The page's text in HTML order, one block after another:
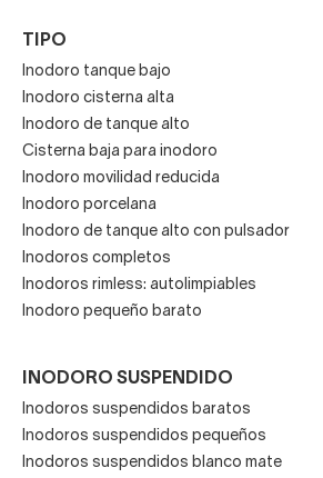
TIPO
Inodoro tanque bajo
Inodoro cisterna alta
Inodoro de tanque alto
Cisterna baja para inodoro
Inodoro movilidad reducida
Inodoro porcelana
Inodoro de tanque alto con pulsador
Inodoros completos
Inodoros rimless: autolimpiables
Inodoro pequeño barato
INODORO SUSPENDIDO
Inodoros suspendidos baratos
Inodoros suspendidos pequeños
Inodoros suspendidos blanco mate